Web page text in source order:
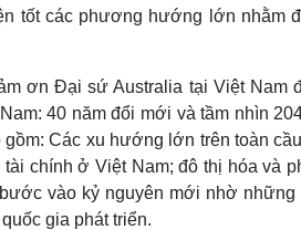
tốt các phương hướng lớn nhằm
ơn Đại sứ Australia tại Việt
40 năm đổi mới và tầm nhìn
gồm: Các xu hướng lớn trên toàn
chính ở Việt Nam; đô thị hóa và
vào kỷ nguyên mới nhờ
gia phát triển.